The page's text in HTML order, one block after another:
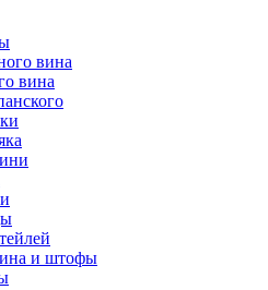
вина
вина
и штофы